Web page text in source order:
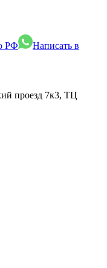
РФ
Написать в
проезд 7к3, ТЦ